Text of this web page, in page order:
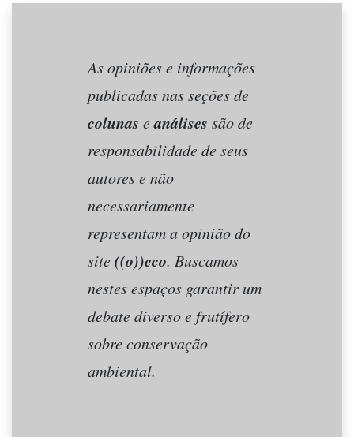
As opiniões e informações
publicadas nas seções de
colunas eanálises são de
responsabilidade de seus
autores e não
necessariamente
representam a opinião do
site((o))eco. Buscamos
nestes espaços garantir um
debate diverso e frutífero
sobre conservação
ambiental.